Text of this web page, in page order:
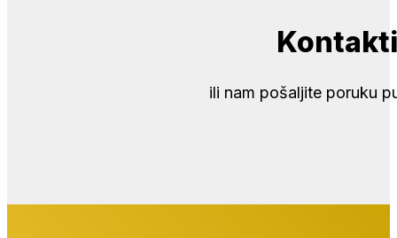
ili nam pošaljite poruku